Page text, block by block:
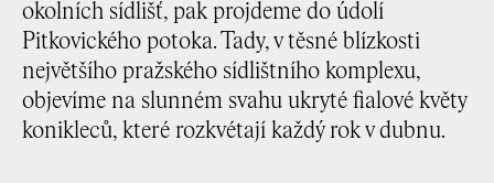
okolních sídlišť, pak projdeme do údolí
Pitkovického potoka. Tady, v těsné blízkosti
největšího pražského sídlištního komplexu,
objevíme na slunném svahu ukryté fialové květy
konikleců, které rozkvétají každý rok v dubnu.